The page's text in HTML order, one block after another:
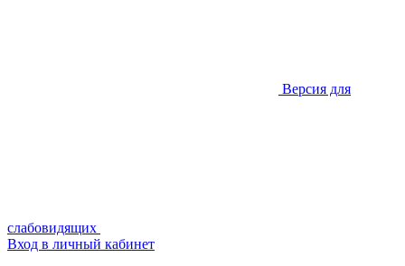
Версия для
слабовидящих
Вход в личный кабинет